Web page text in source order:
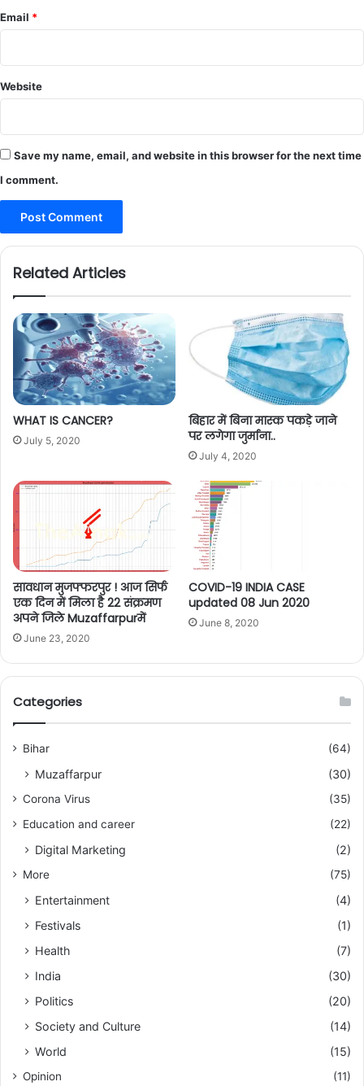
Email *
Website
Save my name, email, and website in this browser for the next time
I comment.
Related Articles
WHAT IS CANCER?
July 5, 2020
बिहार में बिना मास्क पकड़े जाने
पर लगेगा जुर्माना..
July 4, 2020
सावधान मुजफ्फरपुर ! आज सिर्फ
एक दिन में मिला है 22 संक्रमण
अपने जिले Muzaffarpurमें
June 23, 2020
COVID-19 INDIA CASE
updated 08 Jun 2020
June 8, 2020
Categories
Bihar (64)
Muzaffarpur (30)
Corona Virus
(35)
Education and career
(22)
Digital Marketing (2)
More (75)
Entertainment
(4)
Festivals
(1)
Health
(7)
India
(30)
Politics
(20)
Society and Culture
(14)
World
(15)
Opinion
(11)